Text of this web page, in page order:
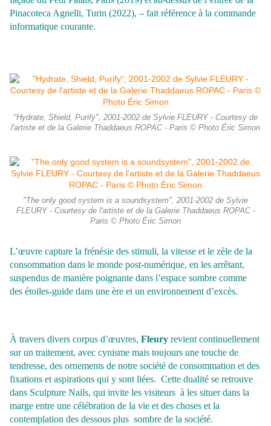
Pinacoteca Agnelli, Turin (2022), – fait référence à la commande
informatique courante.
"Hydrate, Shield, Purify", 2001-2002 de Sylvie FLEURY - Courtesy de
l'artiste et de la Galerie Thaddaeus ROPAC - Paris © Photo Éric Simon
"The only good system is a soundsystem", 2001-2002 de Sylvie
FLEURY - Courtesy de l'artiste et de la Galerie Thaddaeus ROPAC -
Paris © Photo Éric Simon
L’œuvre capture la frénésie des stimuli, la vitesse et le zèle de la
consommation dans le monde post-numérique, en les arrêtant,
suspendus de manière poignante dans l’espace sombre comme
des étoiles-guide dans une ère et un environnement d’excès.
À travers divers corpus d’œuvres, Fleury revient continuellement
sur un traitement, avec cynisme mais toujours une touche de
tendresse, des ornements de notre société de consommation et des
fixations et aspirations qui y sont liées. Cette dualité se retrouve
dans Sculpture Nails, qui invite les visiteurs à les situer dans la
marge entre une célébration de la vie et des choses et la
contemplation des dessous plus sombre de la société.